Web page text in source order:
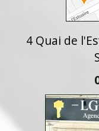
4 Quai de